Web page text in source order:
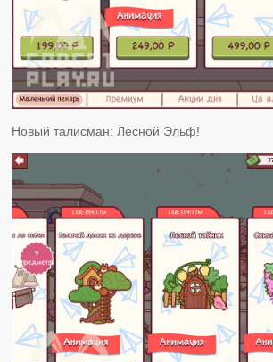
Новый талисман: Лесной Эльф!